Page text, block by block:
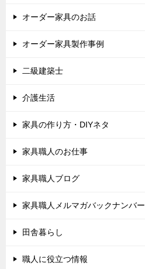
オーダー家具のお話
オーダー家具製作事例
二級建築士
介護生活
家具の作り方・DIYネタ
家具職人のお仕事
家具職人ブログ
家具職人メルマガバックナンバー
田舎暮らし
職人に役立つ情報